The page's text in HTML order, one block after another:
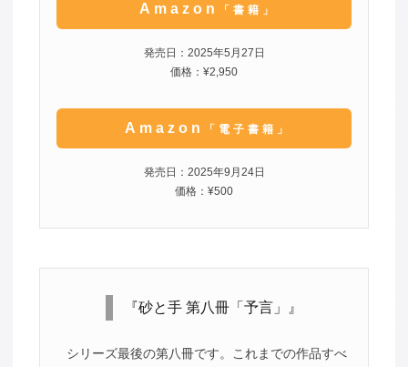
Amazon 「書籍」
発売日：2025年5月27日
価格：¥2,950
Amazon 「電子書籍」
発売日：2025年9月24日
価格：¥500
『砂と手 第八冊「予言」』
シリーズ最後の第八冊です。これまでの作品すべ